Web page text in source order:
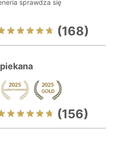
sprawdza się
(168)
(156)